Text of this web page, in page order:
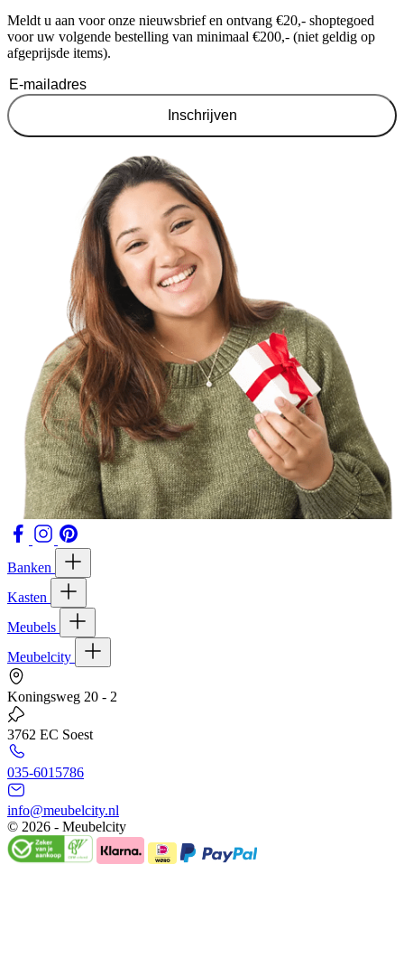
Meldt u aan voor onze nieuwsbrief en ontvang €20,- shoptegoed
voor uw volgende bestelling van minimaal €200,- (niet geldig op
afgeprijsde items).
Inschrijven
Banken
Kasten
Meubels
Meubelcity
Koningsweg 20 - 2
3762 EC Soest
035-6015786
info@meubelcity.nl
© 2026 - Meubelcity